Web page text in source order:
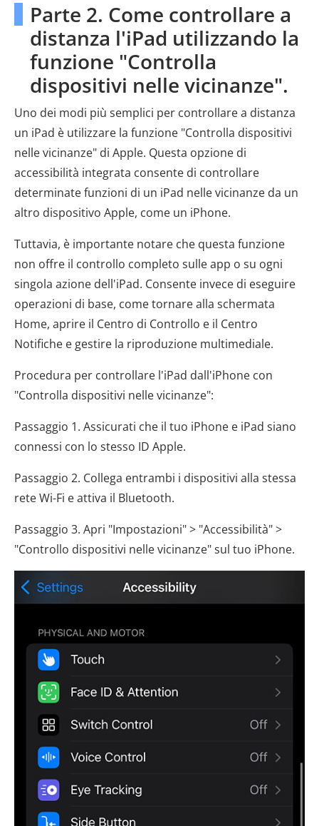
Parte 2. Come controllare a
distanza l'iPad utilizzando la
funzione "Controlla
dispositivi nelle vicinanze".
Uno dei modi più semplici per controllare a distanza
un iPad è utilizzare la funzione "Controlla dispositivi
nelle vicinanze" di Apple. Questa opzione di
accessibilità integrata consente di controllare
determinate funzioni di un iPad nelle vicinanze da un
altro dispositivo Apple, come un iPhone.
Tuttavia, è importante notare che questa funzione
non offre il controllo completo sulle app o su ogni
singola azione dell'iPad. Consente invece di eseguire
operazioni di base, come tornare alla schermata
Home, aprire il Centro di Controllo e il Centro
Notifiche e gestire la riproduzione multimediale.
Procedura per controllare l'iPad dall'iPhone con
"Controlla dispositivi nelle vicinanze":
Passaggio 1. Assicurati che il tuo iPhone e iPad siano
connessi con lo stesso ID Apple.
Passaggio 2. Collega entrambi i dispositivi alla stessa
rete Wi-Fi e attiva il Bluetooth.
Passaggio 3. Apri "Impostazioni" > "Accessibilità" >
"Controllo dispositivi nelle vicinanze" sul tuo iPhone.